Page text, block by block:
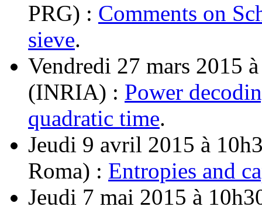
PRG) : Comments on
sieve.
Vendredi 27 mars 2015
(INRIA) : Power
quadratic time.
Jeudi 9 avril 2015 à
Roma) : Entropies and
Jeudi 7 mai 2015 à